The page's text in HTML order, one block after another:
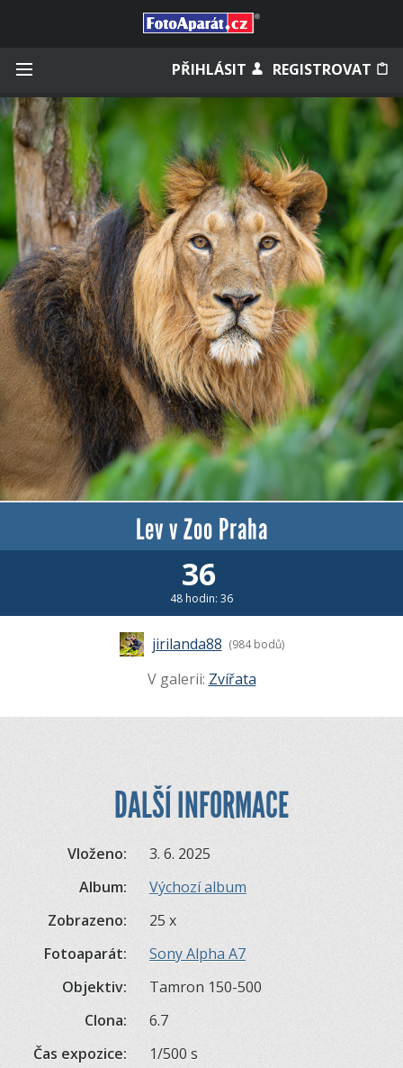
PŘIHLÁSIT REGISTROVAT
Zapamatovat
Zapomněli jste heslo?
Měli jste účet na starém webu?
Lev v Zoo Praha
36
48 hodin: 36
jirilanda88 (984 bodů)
V galerii: Zvířata
DALŠÍ INFORMACE
Vloženo:
3. 6. 2025
Album:
Výchozí album
Zobrazeno:
25 x
Fotoaparát:
Sony Alpha A7
Objektiv:
Tamron 150-500
Clona:
6.7
Čas expozice:
1/500 s